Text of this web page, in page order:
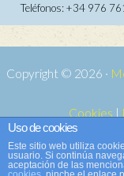
Teléfonos: +34 976
Copyright © 2026 ·
Cookies |
Copyright © 2026 ·
Uso de cookies
Este sitio web utiliza
usuario. Si continúa
aceptación de las